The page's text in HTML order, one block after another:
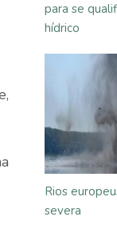
para se
hídrico
Rios
severa